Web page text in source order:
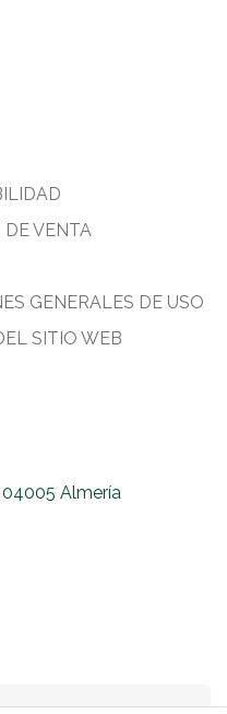
VENTA
GENERALES DE USO
SITIO WEB
04005 Almería